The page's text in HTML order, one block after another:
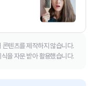
텐츠를 제작하지 않습니다.
을 자문 받아 활용했습니다.